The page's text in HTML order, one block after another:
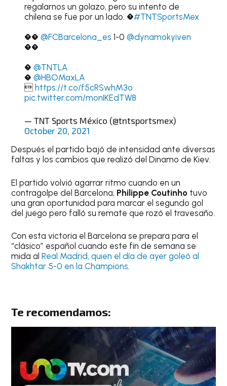
regalarnos un golazo, pero su intento de
chilena se fue por un lado. �#TNTSportsMex
�� @FCBarcelona_es 1-0 @dynamokyiven
��
� @TNTLA
� @HBOMaxLA
 https://t.co/f5cRSwhM3o
pic.twitter.com/monIKEdTW8
— TNT Sports México (@tntsportsmex)
October 20, 2021
Después el partido bajó de intensidad ante diversas
faltas y los cambios que realizó del Dinamo de Kiev.
El partido volvió agarrar ritmo cuando en un
contragolpe del Barcelona, Philippe Coutinho tuvo
una gran oportunidad para marcar el segundo gol
del juego pero falló su remate que rozó el travesaño.
Con esta victoria el Barcelona se prepara para el
“clásico” español cuando este fin de semana se
mida alReal Madrid, quien el día de ayer goleó al
Shakhtar 5-0 en la Champions.
Te recomendamos: